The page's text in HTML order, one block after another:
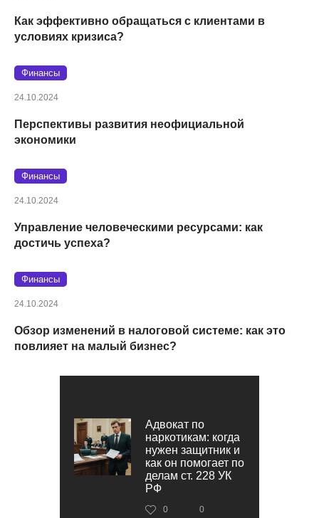
Как эффективно обращаться с клиентами в
условиях кризиса?
Финансы
24.10.2024
Перспективы развития неофициальной
экономики
Финансы
24.10.2024
Управление человеческими ресурсами: как
достичь успеха?
Финансы
24.10.2024
Обзор изменений в налоговой системе: как это
повлияет на малый бизнес?
Адвокат по
наркотикам: когда
нужен защитник и
как он помогает по
делам ст. 228 УК
РФ
0 0